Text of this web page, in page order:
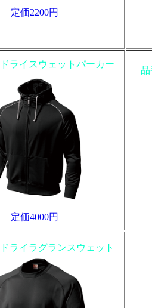
定価2200円
ライスウェットパーカー
定価4000円
品
ライラグランスウェット